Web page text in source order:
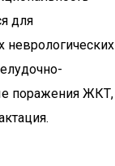
для
неврологических
поражения ЖКТ,